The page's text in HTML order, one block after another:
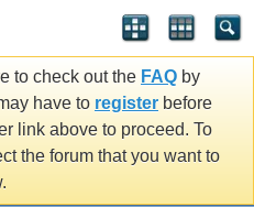
to check out the FAQ by
have to register before
link above to proceed. To
the forum that you want to